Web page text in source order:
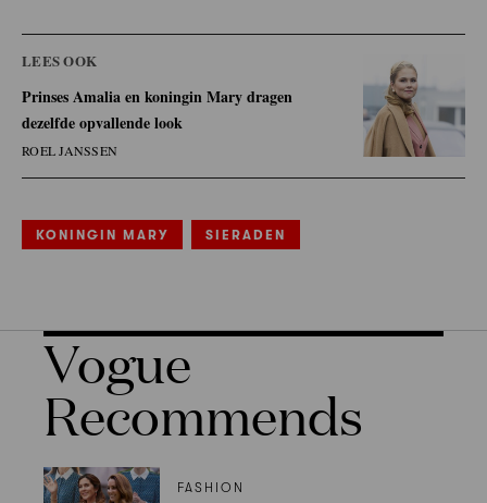
LEES OOK
Prinses Amalia en koningin Mary dragen
dezelfde opvallende look
ROEL JANSSEN
KONINGIN MARY SIERADEN
Vogue
Recommends
FASHION